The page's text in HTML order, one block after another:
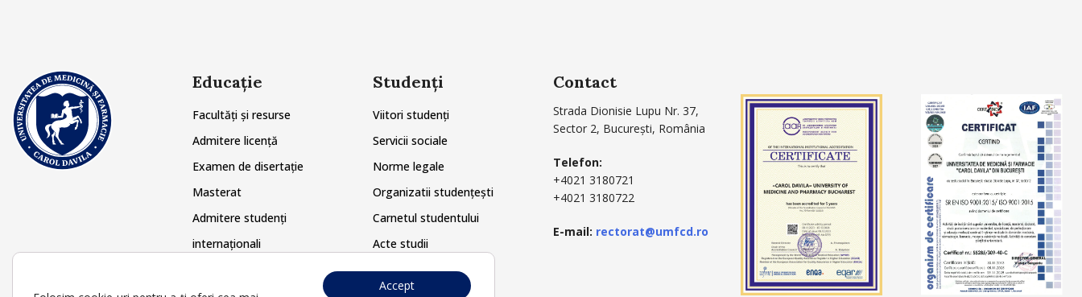
Educație
Facultăți și resurse
Admitere licență
Examen de disertație
Masterat
Admitere studenți
internaționali
Studenți
Viitori studenți
Servicii sociale
Norme legale
Organizatii studențești
Carnetul studentului
Acte studii
Secretariat
Contact
Strada Dionisie Lupu Nr. 37,
Sector 2, București, România
Telefon:
+4021 3180721
+4021 3180722
E-mail: rectorat@umfcd.ro
Accept